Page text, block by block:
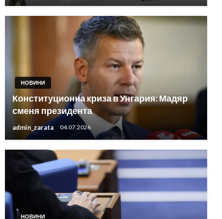
НОВИНИ
Конституционна криза в Унгария: Мадяр
сменя президента
admin_zarata 04.07.2026
НОВИНИ